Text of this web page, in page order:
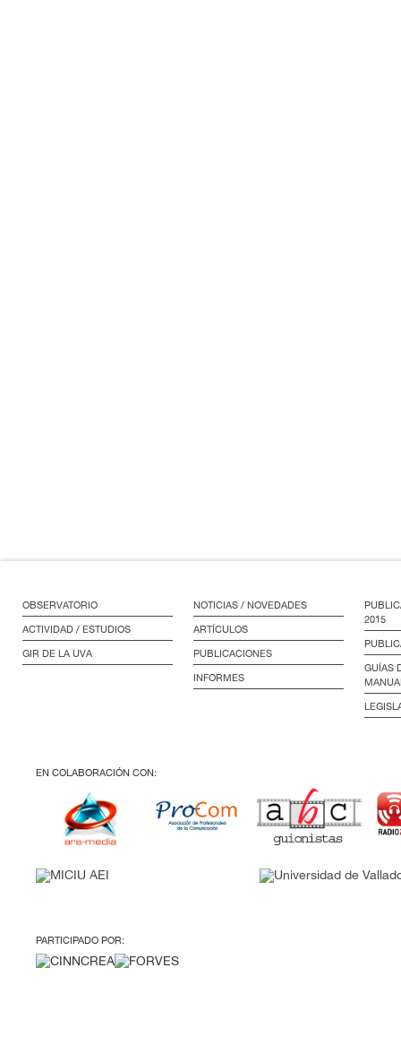
OBSERVATORIO
ACTIVIDAD / ESTUDIOS
GIR DE LA UVA
NOTICIAS / NOVEDADES
ARTÍCULOS
PUBLICACIONES
INFORMES
2015
GUÍAS
EN COLABORACIÓN CON:
PARTICIPADO POR: